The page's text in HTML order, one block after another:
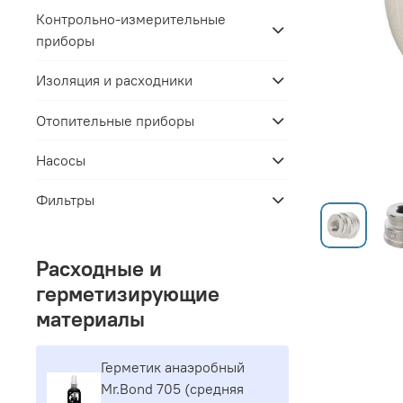
Контрольно-измерительные
приборы
Изоляция и расходники
Отопительные приборы
Насосы
Фильтры
Расходные и
герметизирующие
материалы
Герметик aнaэpoбный
Mr.Bond 705 (средняя